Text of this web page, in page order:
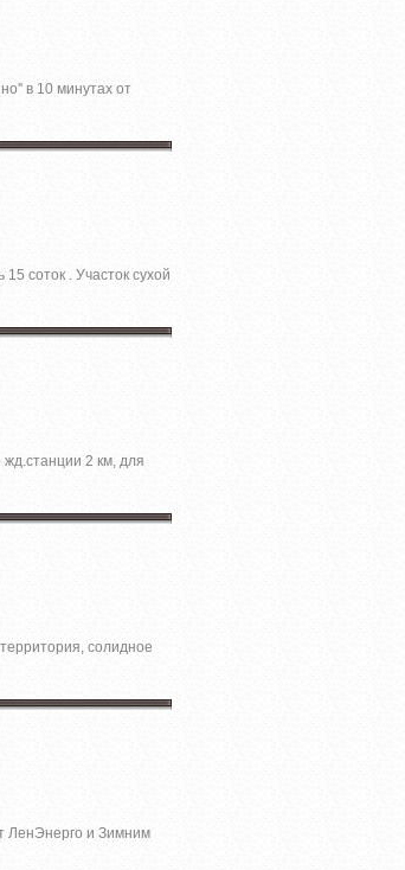
в 10 минутах от
соток . Участок сухой
2 км, для
cолиднoе
ЛенЭнерго и Зимним